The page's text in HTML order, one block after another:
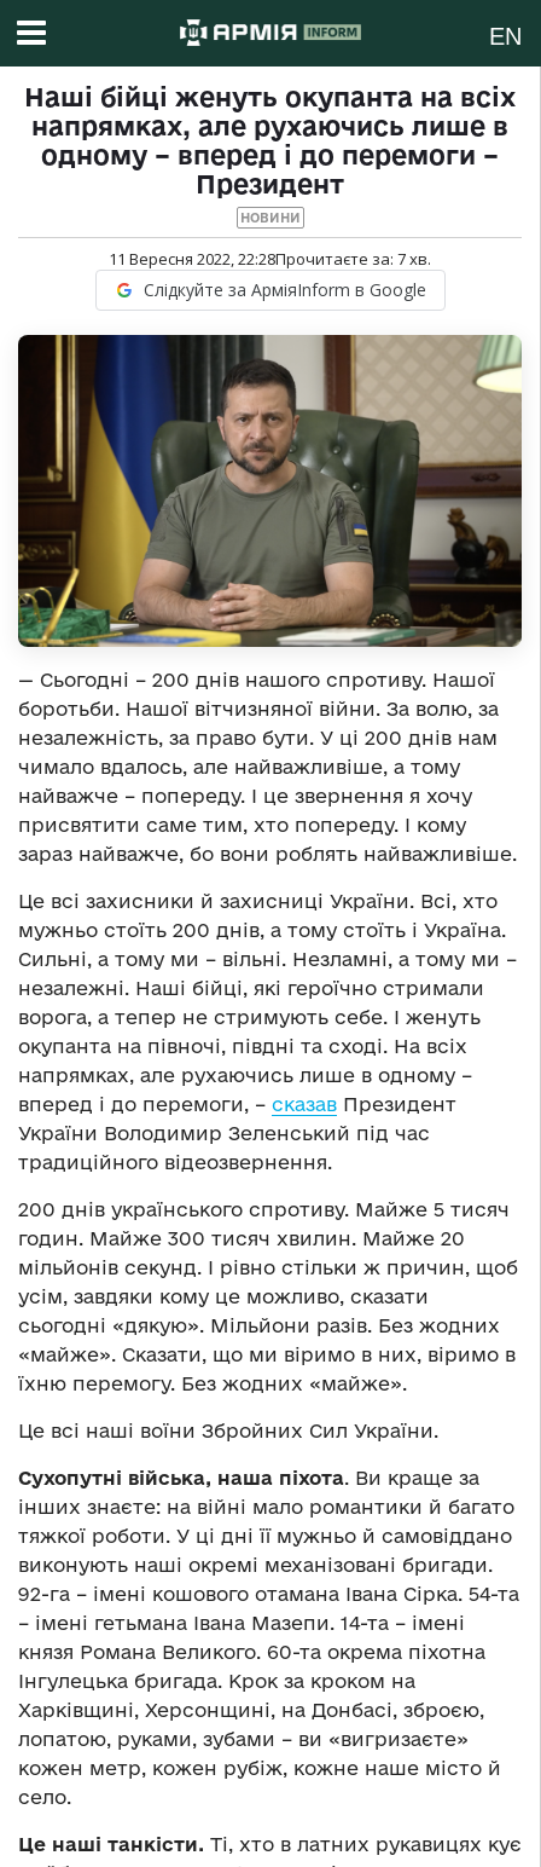
EN
Наші бійці женуть окупанта на всіх
напрямках, але рухаючись лише в
одному – вперед і до перемоги –
Президент
НОВИНИ
11 Вересня 2022, 22:28Прочитаєте за: 7хв.
Слідкуйте за АрміяInform в Google
— Сьогодні – 200 днів нашого спротиву. Нашої
боротьби. Нашої вітчизняної війни. За волю, за
незалежність, за право бути. У ці 200 днів нам
чимало вдалось, але найважливіше, а тому
найважче – попереду. І це звернення я хочу
присвятити саме тим, хто попереду. І кому
зараз найважче, бо вони роблять найважливіше.
Це всі захисники й захисниці України. Всі, хто
мужньо стоїть 200 днів, а тому стоїть і Україна.
Сильні, а тому ми – вільні. Незламні, а тому ми –
незалежні. Наші бійці, які героїчно стримали
ворога, а тепер не стримують себе. І женуть
окупанта на півночі, півдні та сході. На всіх
напрямках, але рухаючись лише в одному –
вперед і до перемоги, – сказав Президент
України Володимир Зеленський під час
традиційного відеозвернення.
200 днів українського спротиву. Майже 5 тисяч
годин. Майже 300 тисяч хвилин. Майже 20
мільйонів секунд. І рівно стільки ж причин, щоб
усім, завдяки кому це можливо, сказати
сьогодні «дякую». Мільйони разів. Без жодних
«майже». Сказати, що ми віримо в них, віримо в
їхню перемогу. Без жодних «майже».
Це всі наші воїни Збройних Сил України.
Сухопутні війська, наша піхота. Ви краще за
інших знаєте: на війні мало романтики й багато
тяжкої роботи. У ці дні її мужньо й самовіддано
виконують наші окремі механізовані бригади.
92-га – імені кошового отамана Івана Сірка. 54-та
– імені гетьмана Івана Мазепи. 14-та – імені
князя Романа Великого. 60-та окрема піхотна
Інгулецька бригада. Крок за кроком на
Харківщині, Херсонщині, на Донбасі, зброєю,
лопатою, руками, зубами – ви «вигризаєте»
кожен метр, кожен рубіж, кожне наше місто й
село.
Це наші танкісти. Ті, хто в латних рукавицях кує